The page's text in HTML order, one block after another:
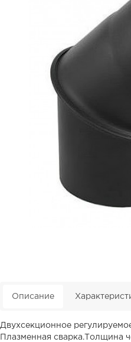
Описание
Двухсекционное
Плазменная сварка.Толщина